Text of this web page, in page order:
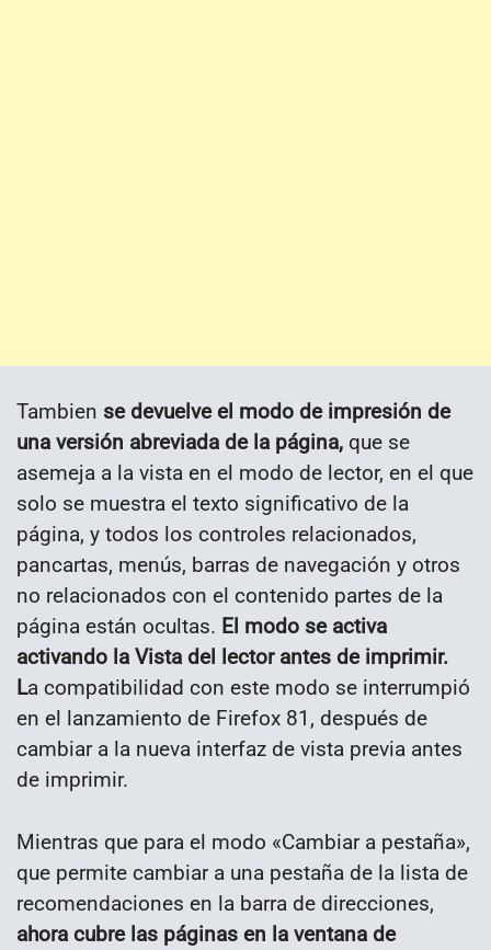
Tambien se devuelve el modo de impresión de
una versión abreviada de la página, que se
asemeja a la vista en el modo de lector, en el que
solo se muestra el texto significativo de la
página, y todos los controles relacionados,
pancartas, menús, barras de navegación y otros
no relacionados con el contenido partes de la
página están ocultas. El modo se activa
activando la Vista del lector antes de imprimir.
La compatibilidad con este modo se interrumpió
en el lanzamiento de Firefox 81, después de
cambiar a la nueva interfaz de vista previa antes
de imprimir.
Mientras que para el modo «Cambiar a pestaña»,
que permite cambiar a una pestaña de la lista de
recomendaciones en la barra de direcciones,
ahora cubre las páginas en la ventana de